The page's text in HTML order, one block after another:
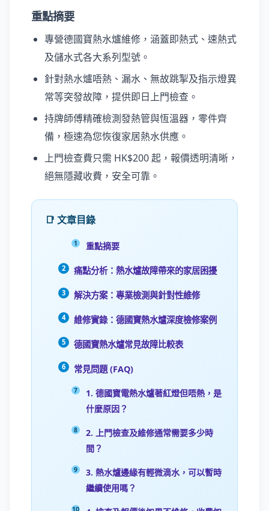
重點摘要
專營德國寶熱水爐維修，涵蓋即熱式、速熱式
及儲水式各大系列型號。
針對熱水爐唔熱、漏水、無故跳掣及指示燈異
常等突發故障，提供即日上門檢查。
持牌師傅精確檢測發熱管與恆溫器，零件齊
備，極速為您恢復家居熱水供應。
上門檢查費只需 HK$200 起，報價透明清晰，
絕無隱藏收費，安全可靠。
📑 文章目錄
重點摘要
痛點分析：熱水爐故障帶來的家居困擾
解決方案：專業檢測與針對性維修
維修實錄：德國寶熱水爐深度檢修案例
德國寶熱水爐常見故障比較表
常見問題 (FAQ)
1. 德國寶電熱水爐著紅燈但唔熱，是
什麼原因？
2. 上門檢查及維修通常需要多少時
間？
3. 熱水爐邊緣有輕微滴水，可以暫時
繼續使用嗎？